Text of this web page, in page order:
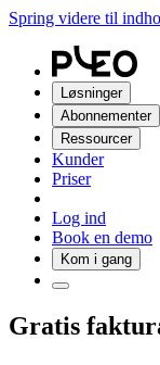
Spring videre til
Løsninger
Abonnementer
Ressourcer
Kunder
Priser
Log ind
Book en demo
Kom i gang
Gratis